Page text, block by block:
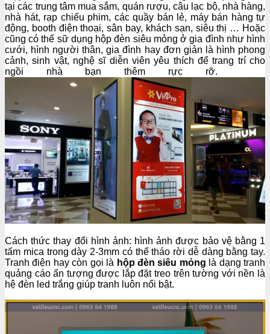
tại các trung tâm mua sắm, quán rượu, câu lạc bộ, nhà hàng,
nhà hát, rạp chiếu phim, các quầy bán lẻ, máy bán hàng tự
động, booth điện thoại, sân bay, khách sạn, siêu thị … Hoặc
cũng có thể sữ dụng hộp đèn siêu mỏng ở gia đình như hình
cưới, hình người thân, gia đình hay đơn giản là hình phong
cảnh, sinh vật, nghệ sĩ diễn viên yêu thích để trang trí cho
ngồi nhà bạn thêm rực rỡ.
Cách thức thay đổi hình ảnh: hình ảnh được bảo vệ bằng 1
tấm mica trong dày 2-3mm có thể tháo rời dễ dàng bằng tay.
Tranh điện hay còn gọi là hộp đèn siêu mỏng là dạng tranh
quảng cáo ấn tượng được lắp đặt treo trên tường với nền là
hệ đèn led trắng giúp tranh luôn nổi bật.